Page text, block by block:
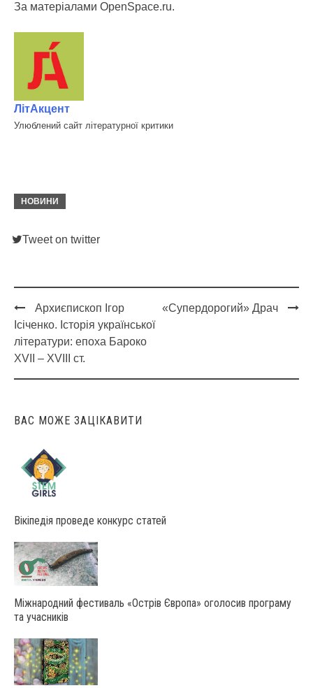
За матеріалами OpenSpace.ru.
ЛітАкцент
Улюблений сайт літературної критики
НОВИНИ
Tweet on twitter
Post
navigation
Архиєпископ Ігор
Ісіченко. Історія української
літератури: епоха Бароко
XVII – XVIII ст.
«Супердорогий» Драч
ВАС МОЖЕ ЗАЦІКАВИТИ
Вікіпедія проведе конкурс статей
Міжнародний фестиваль «Острів Європа» оголосив програму
та учасників